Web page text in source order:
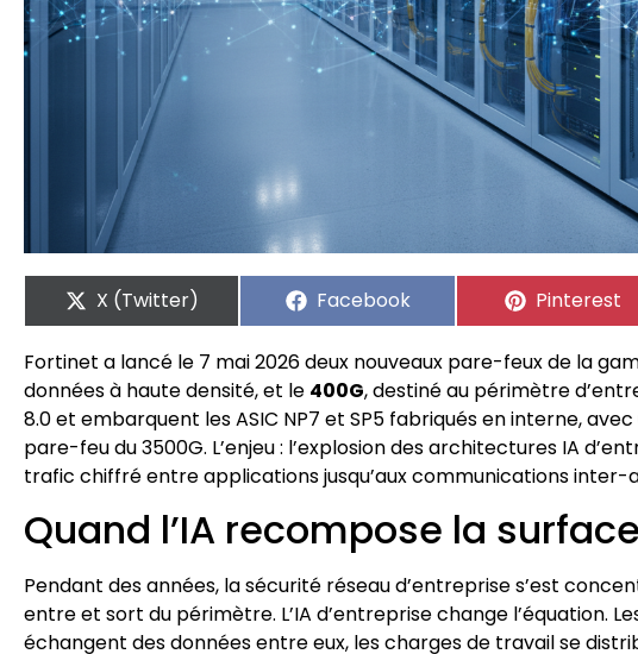
X (Twitter) Facebook Pinterest
Fortinet a lancé le 7 mai 2026 deux nouveaux pare-feux de la
données à haute densité, et le 400G, destiné au périmètre
8.0 et embarquent les ASIC NP7 et SP5 fabriqués en interne,
pare-feu du 3500G. L’enjeu : l’explosion des architectures IA
trafic chiffré entre applications jusqu’aux communications inter-
Quand l’IA recompose la
Pendant des années, la sécurité réseau d’entreprise s’est
entre et sort du périmètre. L’IA d’entreprise change l’équation.
échangent des données entre eux, les charges de travail se